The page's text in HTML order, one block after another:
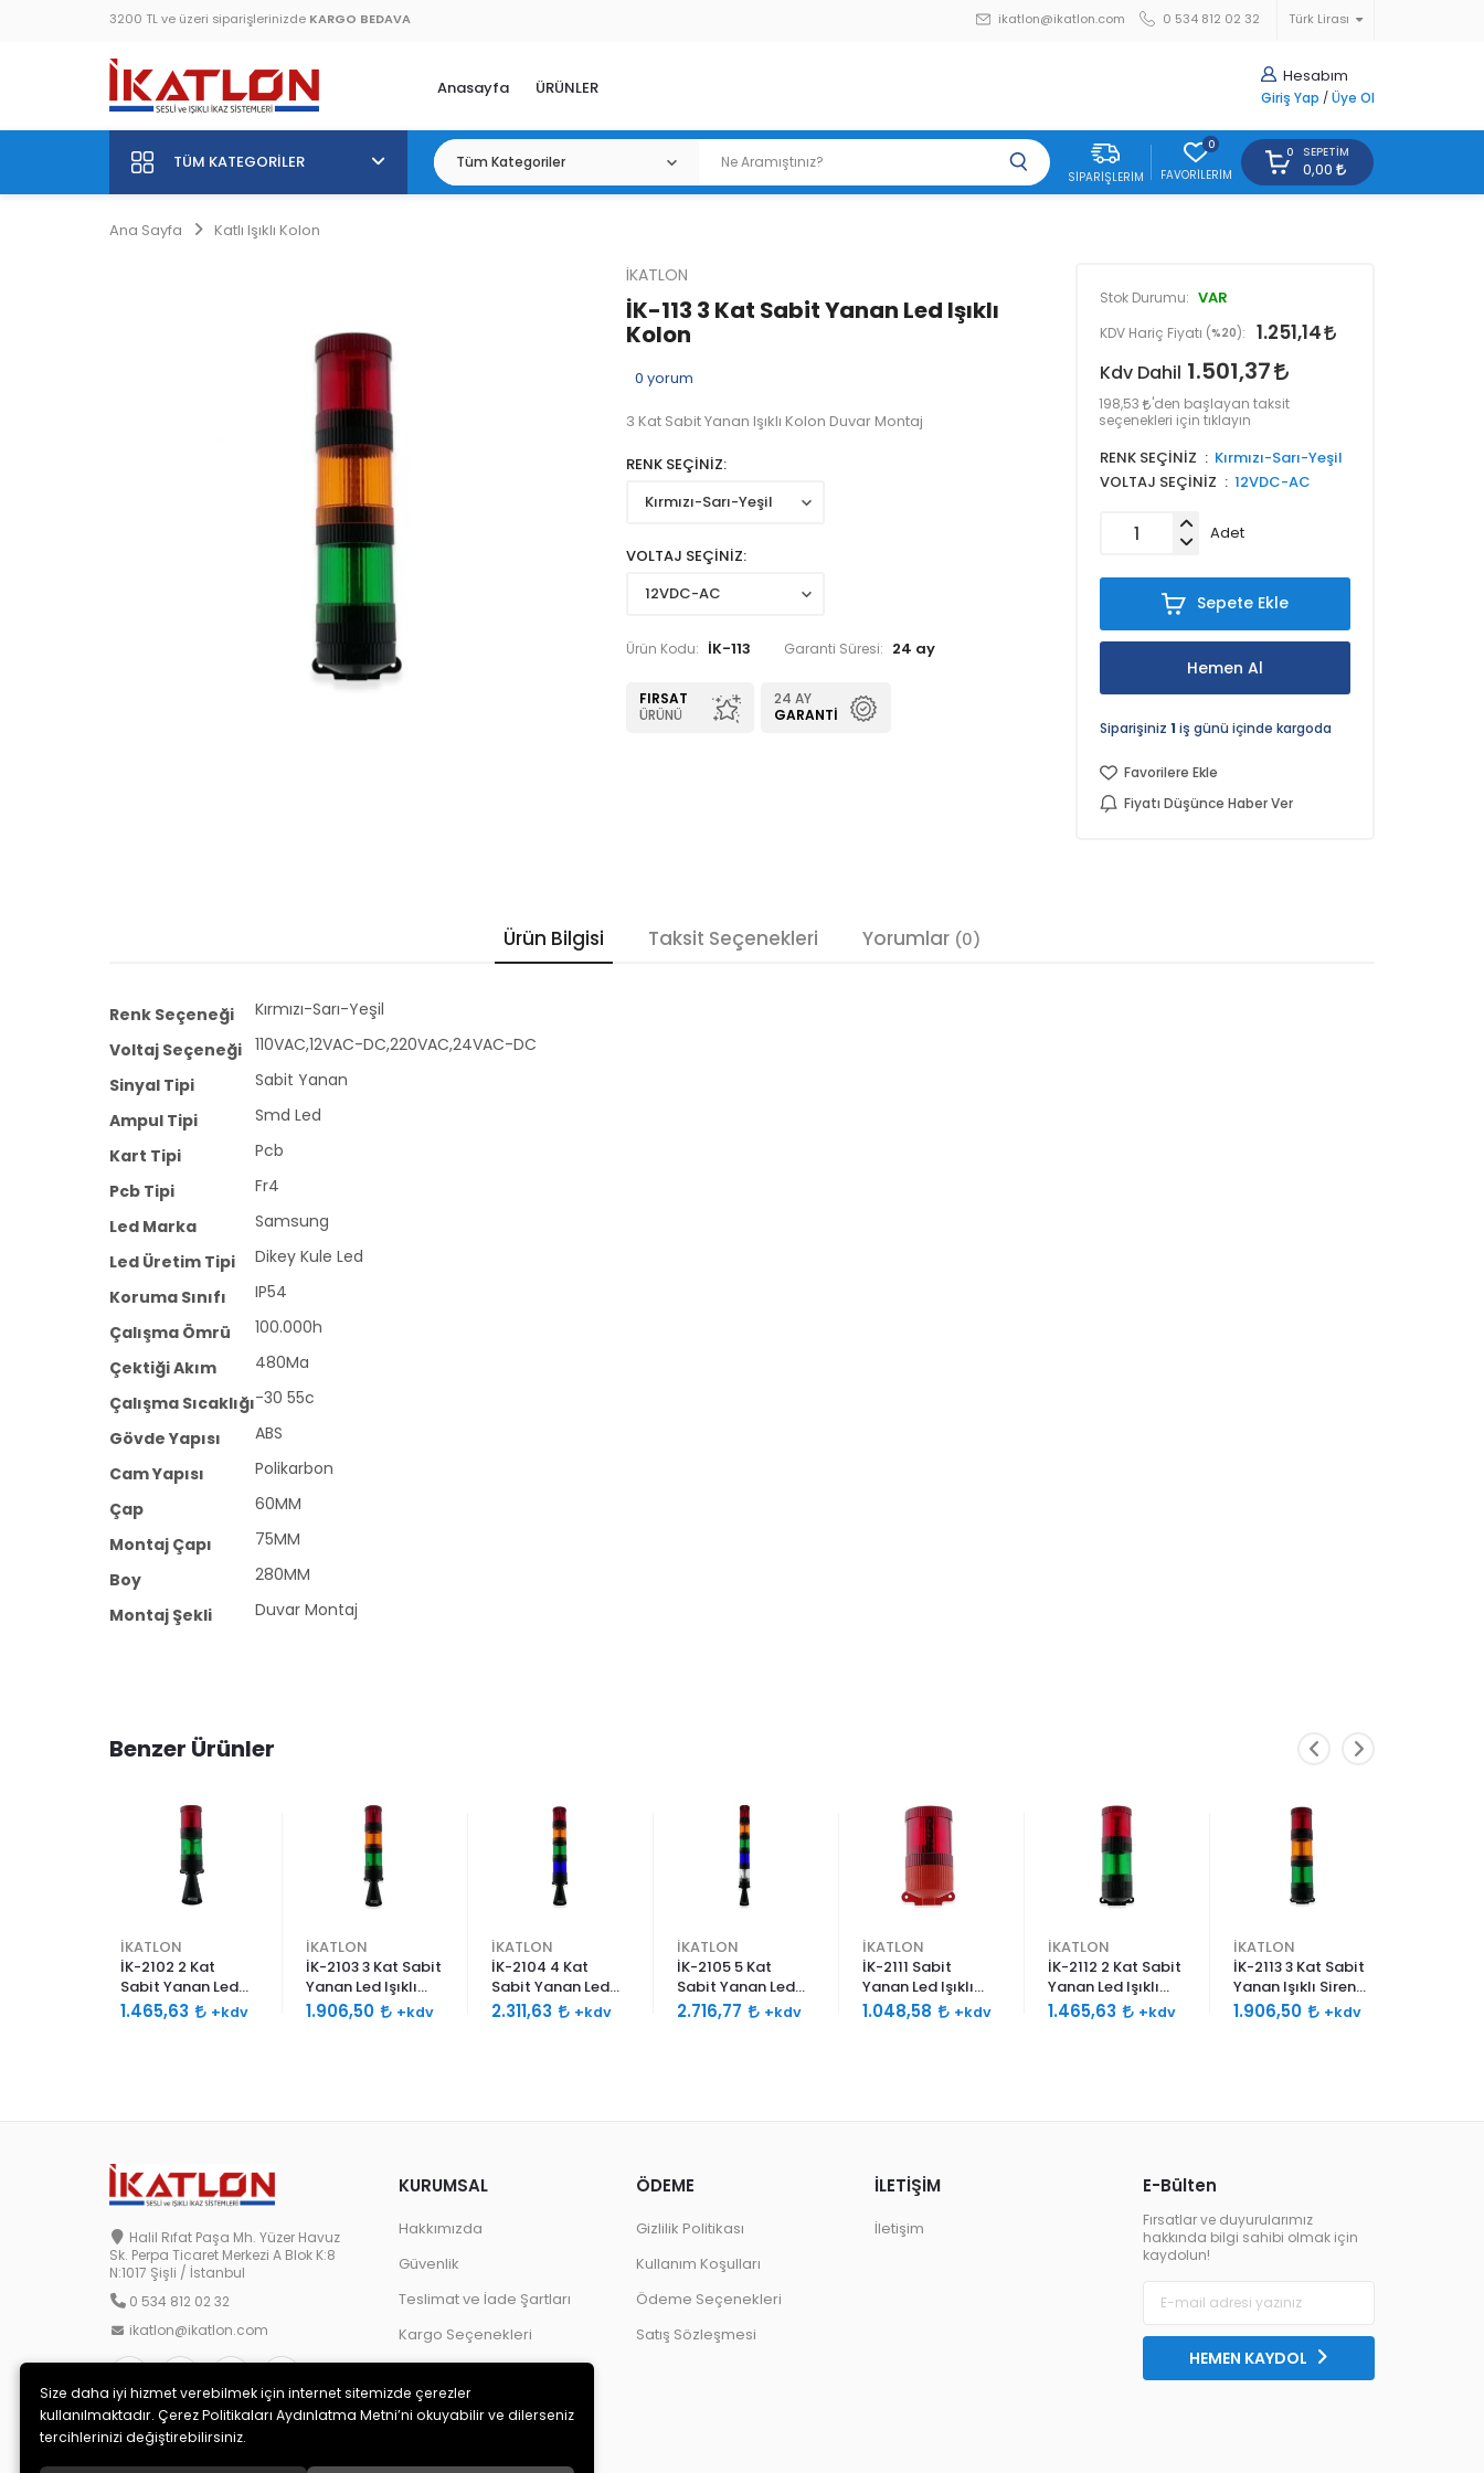
3200 TL ve üzeri siparişlerinizde KARGO BEDAVA Türk Lirası
ikatlon@ikatlon.com 0 534 812 02 32
Hesabım
Giriş Yap / Üye Ol
Anasayfa ÜRÜNLER
TÜM KATEGORILER
SIPARIŞLERIM
0
FAVORILERIM
0 SEPETIM
0,00
Ana Sayfa Katlı Işıklı Kolon
İKATLON
İK-113 3 Kat Sabit Yanan Led Işıklı
Kolon
0 yorum
3 Kat Sabit Yanan Işıklı Kolon Duvar Montaj
RENK SEÇİNİZ
VOLTAJ SEÇİNİZ
Ürün Kodu: İK-113 Garanti Süresi: 24 ay
FIRSAT
ÜRÜNÜ
24 AY
GARANTI
Stok Durumu: VAR
KDV Hariç Fiyatı (%20 ): 1.251,14
Kdv Dahil 1.501,37
198,53
'den başlayan taksit
seçenekleri için tıklayın
RENK SEÇİNİZ
Kırmızı-Sarı-Yeşil
VOLTAJ SEÇİNİZ
12VDC-AC
Adet
Sepete Ekle
Hemen Al
Siparişiniz1 iş günü içinde kargoda
Favorilere Ekle
Fiyatı Düşünce Haber Ver
Ürün Bilgisi Taksit Seçenekleri Yorumlar (0)
Renk Seçeneği Kırmızı-Sarı-Yeşil
Voltaj Seçeneği 110VAC,12VAC-DC,220VAC,24VAC-DC
Sinyal Tipi Sabit Yanan
Ampul Tipi Smd Led
Kart Tipi Pcb
Pcb Tipi Fr4
Led Marka Samsung
Led Üretim Tipi Dikey Kule Led
Koruma Sınıfı IP54
Çalışma Ömrü 100.000h
Çektiği Akım 480Ma
Çalışma Sıcaklığı-30 55c
Gövde Yapısı ABS
Cam Yapısı Polikarbon
Çap 60MM
Montaj Çapı 75MM
Boy 280MM
Montaj Şekli Duvar Montaj
Benzer Ürünler
İKATLON
İK-2102 2 Kat
Sabit Yanan Led
Işıklı Siren 120db
1.465,63 +kdv
İKATLON
İK-2103 3 Kat Sabit
Yanan Led Işıklı
Siren 120db Çift
1.906,50 +kdv
İKATLON
İK-2104 4 Kat
Sabit Yanan Led
Işıklı Siren 120db
2.311,63 +kdv
İKATLON
İK-2105 5 Kat
Sabit Yanan Led
Işıklı Siren 120db
2.716,77 +kdv
İKATLON
İK-2111 Sabit
Yanan Led Işıklı
Siren 120db Çift
1.048,58 +kdv
İKATLON
İK-2112 2 Kat Sabit
Yanan Led Işıklı
Siren 120db Çift
1.465,63 +kdv
İKATLON
İK-2113 3 Kat Sabit
Yanan Işıklı Siren
120db Çift Sesli
1.906,50 +kdv
Halil Rıfat Paşa Mh. Yüzer Havuz
Sk. Perpa Ticaret Merkezi A Blok K:8
N:1017 Şişli / İstanbul
0 534 812 02 32
ikatlon@ikatlon.com
E-Bülten
Fırsatlar ve duyurularımız
hakkında bilgi sahibi olmak için
kaydolun!
HEMEN KAYDOL
KURUMSAL
Hakkımızda
Güvenlik
Teslimat ve İade Şartları
Kargo Seçenekleri
ÖDEME
Gizlilik Politikası
Kullanım Koşulları
Ödeme Seçenekleri
Satış Sözleşmesi
İLETİŞİM
İletişim
Size daha iyi hizmet verebilmek için internet sitemizde çerezler
kullanılmaktadır. Çerez Politikaları Aydınlatma Metni’ni okuyabilir ve dilerseniz
tercihlerinizi değiştirebilirsiniz.